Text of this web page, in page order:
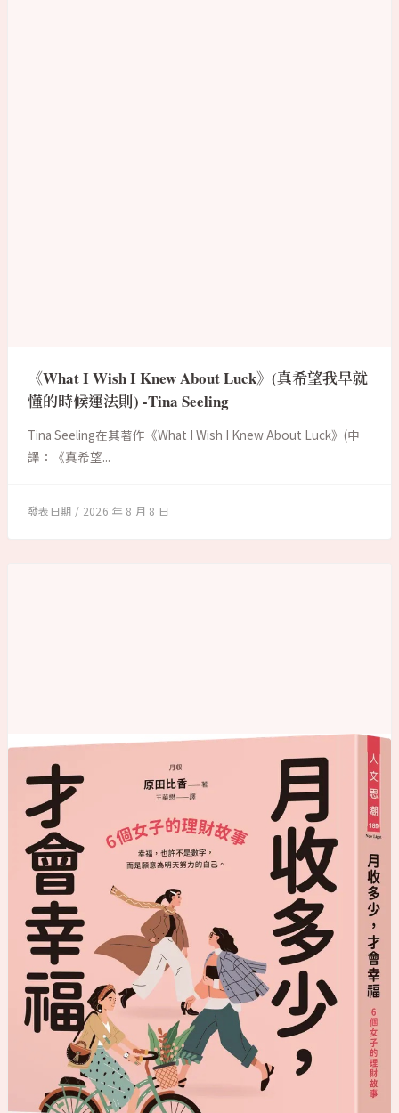
《What I Wish I Knew About Luck》(真希望我早就
懂的時候運法則) -Tina Seeling
Tina Seeling在其著作《What I Wish I Knew About Luck》(中
譯：《真希望...
2026 年 8 月 8 日